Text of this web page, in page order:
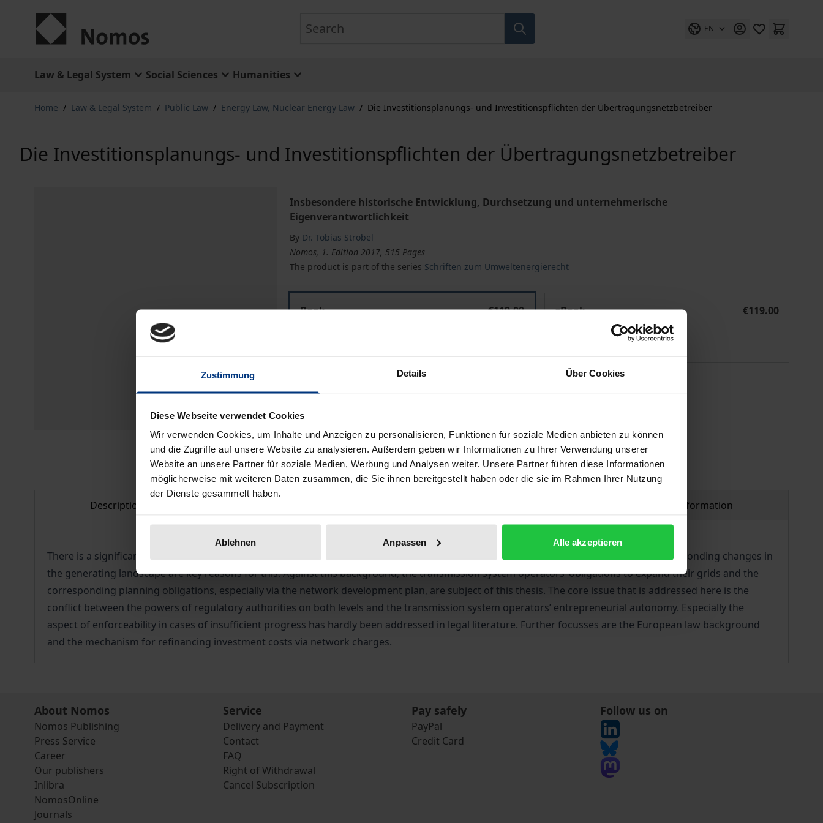
Zustimmung Details Über Cookies
Diese Webseite verwendet Cookies
Wir verwenden Cookies, um Inhalte und Anzeigen zu personalisieren, Funktionen für soziale Medien anbieten zu können
und die Zugriffe auf unsere Website zu analysieren. Außerdem geben wir Informationen zu Ihrer Verwendung unserer
Website an unsere Partner für soziale Medien, Werbung und Analysen weiter. Unsere Partner führen diese Informationen
möglicherweise mit weiteren Daten zusammen, die Sie ihnen bereitgestellt haben oder die sie im Rahmen Ihrer Nutzung
der Dienste gesammelt haben.
Ablehnen Anpassen Alle akzeptieren
EN
Law & Legal System Social Sciences Humanities
Home / Law & Legal System / Public Law / Energy Law, Nuclear Energy Law / Die Investitionsplanungs- und Investitionspflichten der Übertragungsnetzbetreiber
Die Investitionsplanungs- und Investitionspflichten der Übertragungsnetzbetreiber
Insbesondere historische Entwicklung, Durchsetzung und unternehmerische
Eigenverantwortlichkeit
By Dr. Tobias Strobel
Nomos, 1. Edition 2017, 515 Pages
The product is part of the series Schriften zum Umweltenergierecht
Book
€119.00
eBook
€119.00
ISBN 978-3-8452-8417-0
Delivery cost notice
Description Product safety information
There is a significant need to expand and develop the transmission network. The increasing share of renewa-ble energies and the corresponding changes in
the generating landscape are key reasons for this. Against this background, the transmission system operators’ obligations to expand their grids and the
corresponding planning obligations, especially via the network development plan, are subject of this thesis. The core issue that is addressed here is the
conflict between the powers of regulatory authorities on both levels and the transmission system operators’ entrepreneurial autonomy. Especially the
aspect of enforceability in cases of insufficient progress has hardly been addressed in legal literature. Further focusses are the European law background
and the mechanism for refinancing investment costs via network charges.
About Nomos
Nomos Publishing
Press Service
Career
Our publishers
Inlibra
NomosOnline
Journals
Service
Delivery and Payment
Contact
FAQ
Right of Withdrawal
Cancel Subscription
Pay safely
PayPal
Credit Card
Follow us on